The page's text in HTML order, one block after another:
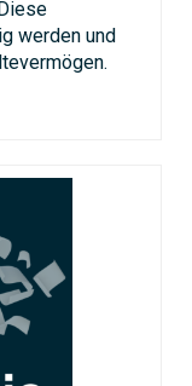
werden und